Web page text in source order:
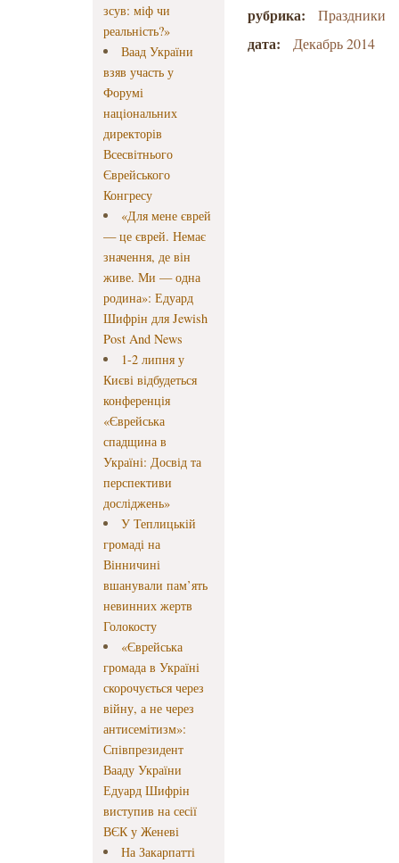
зсув: міф чи
реальність?»
Ваад України
взяв участь у
Форумі
національних
директорів
Всесвітнього
Єврейського
Конгресу
«Для мене єврей
— це єврей. Немає
значення, де він
живе. Ми — одна
родина»: Едуард
Шифрін для Jewish
Post And News
1-2 липня у
Києві відбудеться
конференція
«Єврейська
спадщина в
Україні: Досвід та
перспективи
досліджень»
У Теплицькій
громаді на
Вінничині
вшанували пам’ять
невинних жертв
Голокосту
«Єврейська
громада в Україні
скорочується через
війну, а не через
антисемітизм»:
Співпрезидент
Вааду України
Едуард Шифрін
виступив на сесії
ВЄК у Женеві
На Закарпатті
рубрика: Праздники
дата: Декабрь 2014